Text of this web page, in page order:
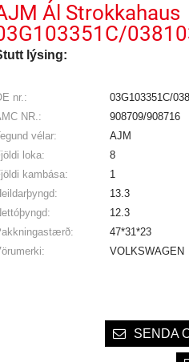
Ál Strokkahaus
lýsing:
nr.:
03G103351C/
NR.:
908709/908716
vélar:
AJM
loka:
8
kambása:
1
13.3
12.3
47*31*23
VOLKSWAGEN
SENDA